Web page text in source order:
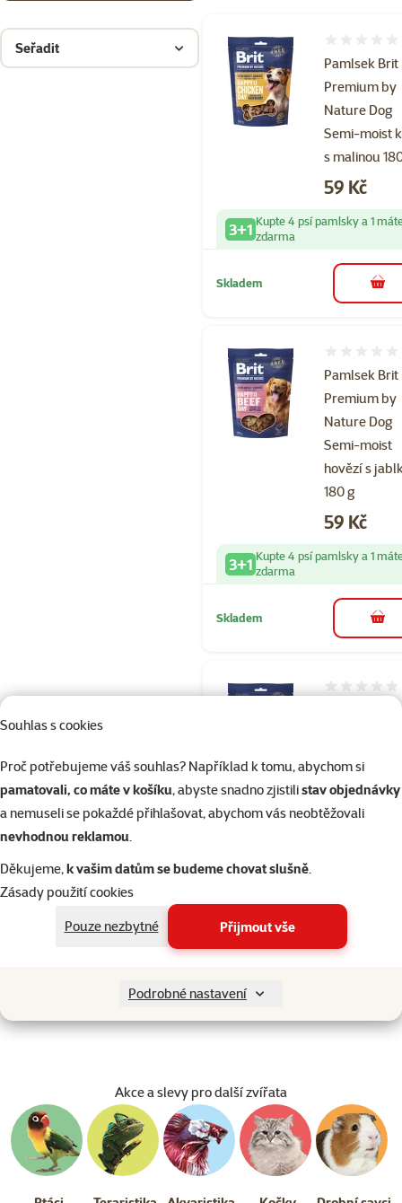
Souhlas s cookies
Proč potřebujeme váš souhlas? Například k tomu, abychom si
pamatovali, co máte v košíku, abyste snadno zjistilistav objednávky
a nemuseli se pokaždé přihlašovat, abychom vás neobtěžovali
nevhodnou reklamou.
Děkujeme,k vašim datům se budeme chovat slušně.
Zásady použití cookies
Pouze nezbytné
Přijmout vše
Podrobné nastavení
Seřadit
Pamlsek Brit
Premium by
Nature Dog
Semi-moist
s malinou
Cena
59 Kč
3+1 Kupte 4 psí pamlsky a 1
zdarma
Skladem do
Pamlsek Brit
Premium by
Nature Dog
Semi-moist
hovězí s
180 g
Cena
59 Kč
3+1 Kupte 4 psí pamlsky a 1
zdarma
Skladem do
Semi-moist
losos s
Hodnocení
zdarma
Skladem
Akce a slevy pro další zvířata